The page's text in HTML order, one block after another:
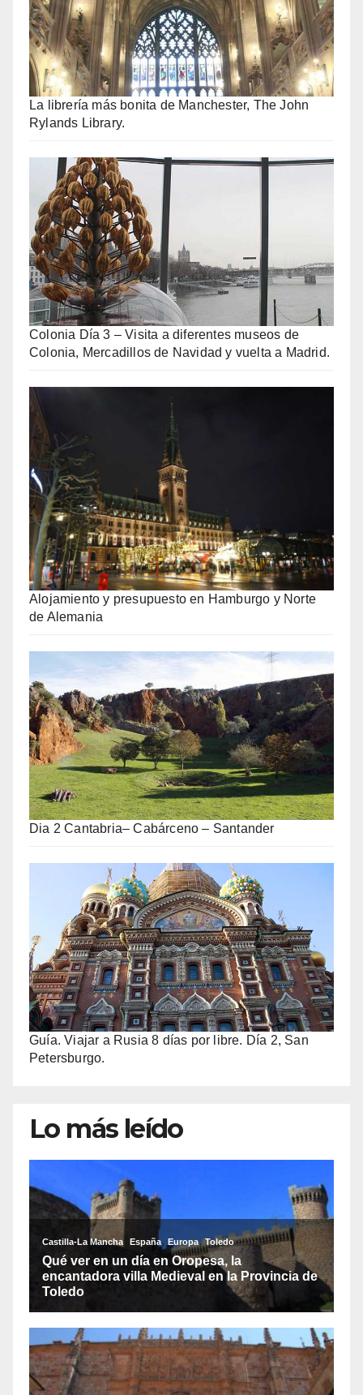
La librería más bonita de Manchester, The John
Rylands Library.
Colonia Día 3 – Visita a diferentes museos de
Colonia, Mercadillos de Navidad y vuelta a Madrid.
Alojamiento y presupuesto en Hamburgo y Norte
de Alemania
Dia 2 Cantabria– Cabárceno – Santander
Guía. Viajar a Rusia 8 días por libre. Día 2, San
Petersburgo.
Lo más leído